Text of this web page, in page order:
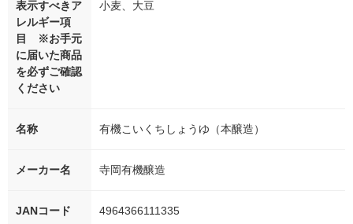
表示すべきア
レルギー項
目 ※お手元
に届いた商品
を必ずご確認
ください
小麦、大豆
名称 有機こいくちしょうゆ（本醸造）
メーカー名 寺岡有機醸造
JANコード 4964366111335